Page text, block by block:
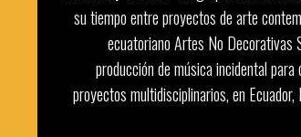
su tiempo entre proyectos de arte
ecuatoriano Artes No Decorativas
producción de música incidental
proyectos multidisciplinarios, en Ecuador,